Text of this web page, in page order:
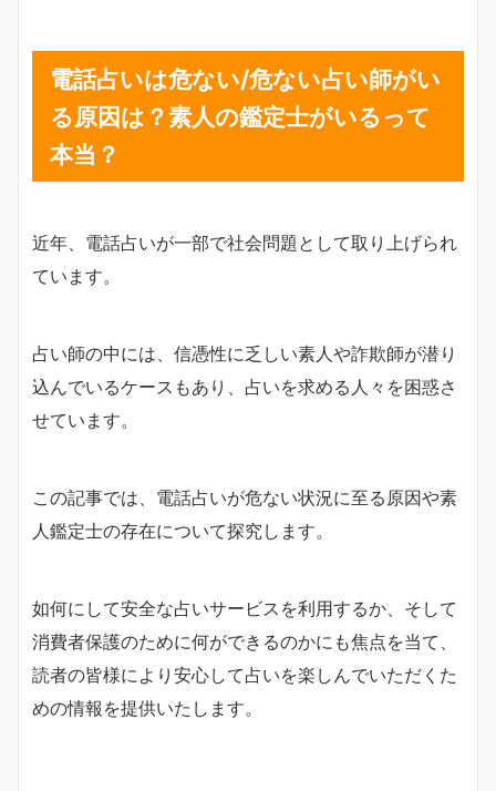
電話占いは危ない/危ない占い師がい
る原因は？素人の鑑定士がいるって
本当？
近年、電話占いが一部で社会問題として取り上げられ
ています。
占い師の中には、信憑性に乏しい素人や詐欺師が潜り
込んでいるケースもあり、占いを求める人々を困惑さ
せています。
この記事では、電話占いが危ない状況に至る原因や素
人鑑定士の存在について探究します。
如何にして安全な占いサービスを利用するか、そして
消費者保護のために何ができるのかにも焦点を当て、
読者の皆様により安心して占いを楽しんでいただくた
めの情報を提供いたします。